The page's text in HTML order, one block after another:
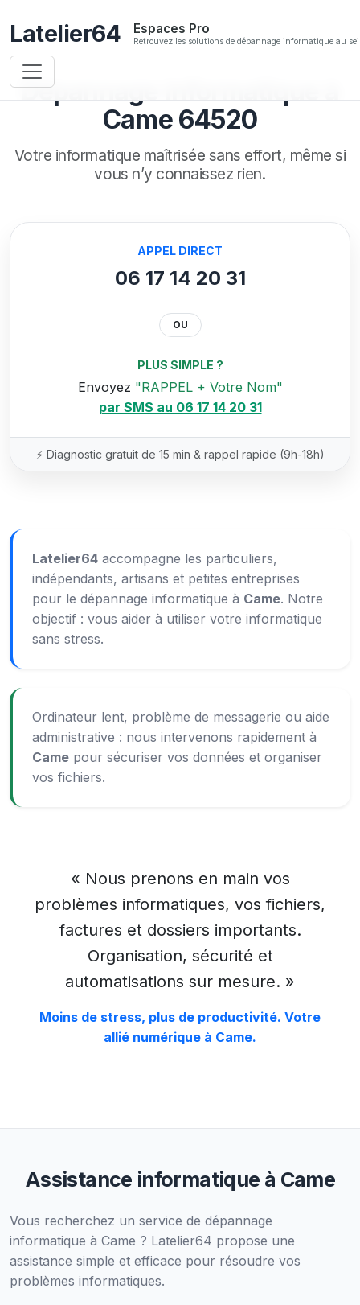
Latelier64 Espaces Pro
Retrouvez les solutions de dépannage informatique au
Dépannage informatique à
Came 64520
Votre informatique maîtrisée sans effort, même si
vous n’y connaissez rien.
APPEL DIRECT
06 17 14 20 31
OU
PLUS SIMPLE ?
Envoyez "RAPPEL + Votre Nom"
par SMS au 06 17 14 20 31
⚡ Diagnostic gratuit de 15 min & rappel rapide (9h-18h)
Latelier64 accompagne les particuliers,
indépendants, artisans et petites entreprises
pour le dépannage informatique à Came. Notre
objectif : vous aider à utiliser votre informatique
sans stress.
Ordinateur lent, problème de messagerie ou aide
administrative : nous intervenons rapidement à
Came pour sécuriser vos données et organiser
vos fichiers.
« Nous prenons en main vos
problèmes informatiques, vos fichiers,
factures et dossiers importants.
Organisation, sécurité et
automatisations sur mesure. »
Moins de stress, plus de productivité. Votre
allié numérique à Came.
Assistance informatique à Came
Vous recherchez un service de dépannage
informatique à Came ? Latelier64 propose une
assistance simple et efficace pour résoudre vos
problèmes informatiques.